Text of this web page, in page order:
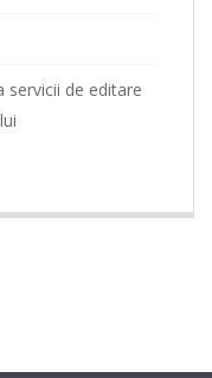
servicii de editare